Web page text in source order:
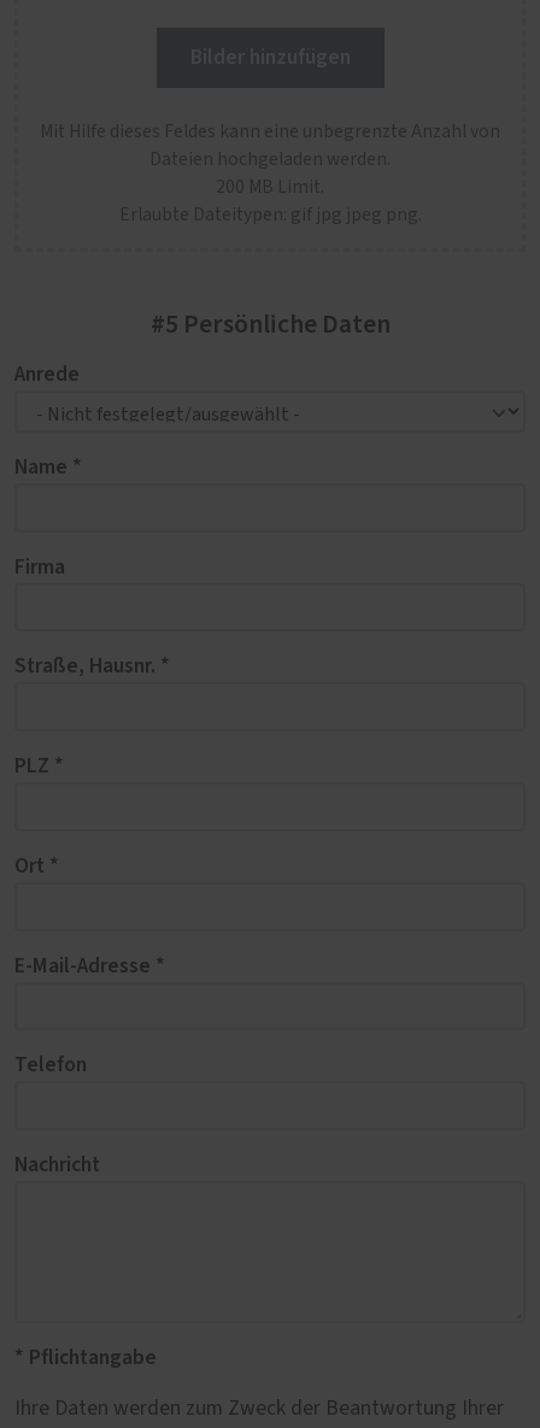
Mit Hilfe dieses Feldes kann eine unbegrenzte Anzahl von
Dateien hochgeladen werden.
200 MB Limit.
Erlaubte Dateitypen: gif jpg jpeg png.
#5 Persönliche Daten
Anrede
Name *
Firma
Straße, Hausnr. *
PLZ *
Ort *
E-Mail-Adresse *
Telefon
Nachricht
* Pflichtangabe
Ihre Daten werden zum Zweck der Beantwortung Ihrer